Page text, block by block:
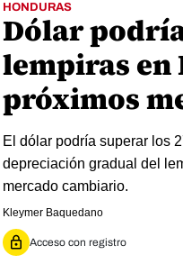
HONDURAS
Dólar
lempiras en
próximos
El dólar podría superar los
depreciación gradual del
mercado cambiario.
Kleymer Baquedano
Acceso con registro